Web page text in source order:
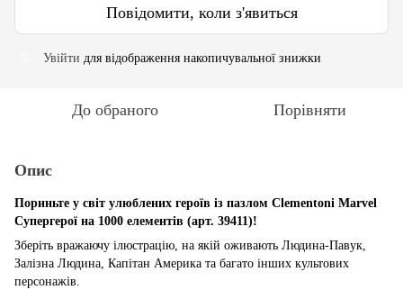
Повідомити, коли з'явиться
Увійти для відображення накопичувальної знижки
До обраного Порівняти
Опис
Пориньте у світ улюблених героїв із пазлом Clementoni Marvel
Супергерої на 1000 елементів (арт. 39411)!
Зберіть вражаючу ілюстрацію, на якій оживають Людина-Павук,
Залізна Людина, Капітан Америка та багато інших культових
персонажів.